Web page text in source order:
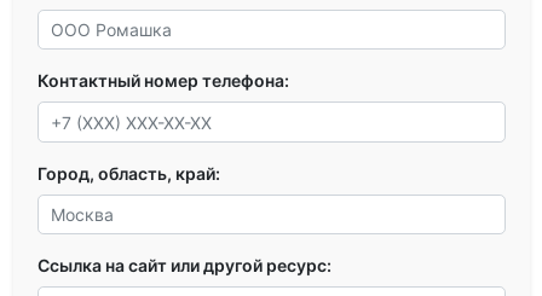
Контактный номер телефона:
Город, область, край:
Ссылка на сайт или другой ресурс: